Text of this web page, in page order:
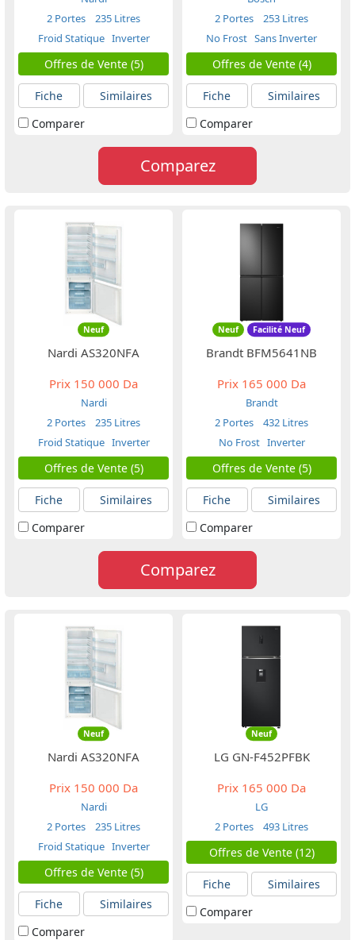
2 Portes
235 Litres
Froid Statique Inverter
Offres de Vente (5)
Fiche
Similaires
Comparer
2 Portes
253 Litres
No Frost Sans Inverter
Offres de Vente (4)
Fiche
Similaires
Comparer
Comparez
Neuf
Nardi AS320NFA
Prix 150 000 Da
Nardi
2 Portes
235 Litres
Froid Statique Inverter
Offres de Vente (5)
Fiche
Similaires
Comparer
Neuf Facilité Neuf
Brandt BFM5641NB
Prix 165 000 Da
Brandt
2 Portes
432 Litres
No Frost Inverter
Offres de Vente (5)
Fiche
Similaires
Comparer
Comparez
Neuf
Nardi AS320NFA
Prix 150 000 Da
Nardi
2 Portes
235 Litres
Froid Statique Inverter
Offres de Vente (5)
Fiche
Similaires
Comparer
Neuf
LG GN-F452PFBK
Prix 165 000 Da
LG
2 Portes
493 Litres
Offres de Vente (12)
Fiche
Similaires
Comparer